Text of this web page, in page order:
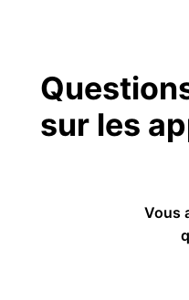
sur les
Vous